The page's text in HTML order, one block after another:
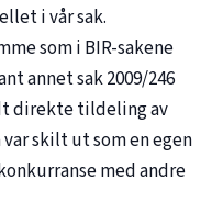
i vår sak.
som i BIR-sakene
annet sak2009/246
direkte tildeling av
skilt ut som en egen
med andre